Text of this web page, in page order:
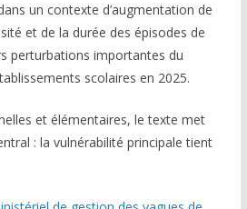
un contexte d’augmentation de
et de la durée des épisodes de
perturbations importantes du
scolaires en 2025.
et élémentaires, le texte met
: la vulnérabilité principale tient